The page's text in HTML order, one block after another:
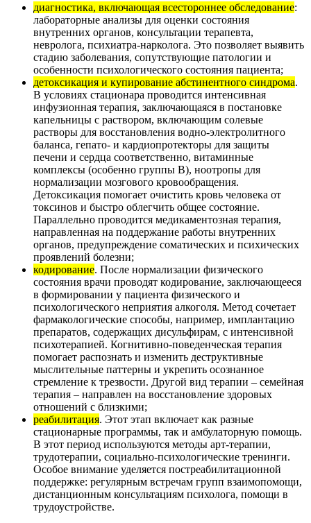
диагностика, включающая всестороннее обследование:
лабораторные анализы для оценки состояния
внутренних органов, консультации терапевта,
невролога, психиатра-нарколога. Это позволяет выявить
стадию заболевания, сопутствующие патологии и
особенности психологического состояния пациента;
детоксикация и купирование абстинентного синдрома.
В условиях стационара проводится интенсивная
инфузионная терапия, заключающаяся в постановке
капельницы с раствором, включающим солевые
растворы для восстановления водно-электролитного
баланса, гепато- и кардиопротекторы для защиты
печени и сердца соответственно, витаминные
комплексы (особенно группы В), ноотропы для
нормализации мозгового кровообращения.
Детоксикация помогает очистить кровь человека от
токсинов и быстро облегчить общее состояние.
Параллельно проводится медикаментозная терапия,
направленная на поддержание работы внутренних
органов, предупреждение соматических и психических
проявлений болезни;
кодирование. После нормализации физического
состояния врачи проводят кодирование, заключающееся
в формировании у пациента физического и
психологического неприятия алкоголя. Метод сочетает
фармакологические способы, например, имплантацию
препаратов, содержащих дисульфирам, с интенсивной
психотерапией. Когнитивно-поведенческая терапия
помогает распознать и изменить деструктивные
мыслительные паттерны и укрепить осознанное
стремление к трезвости. Другой вид терапии – семейная
терапия – направлен на восстановление здоровых
отношений с близкими;
реабилитация. Этот этап включает как разные
стационарные программы, так и амбулаторную помощь.
В этот период используются методы арт-терапии,
трудотерапии, социально-психологические тренинги.
Особое внимание уделяется постреабилитационной
поддержке: регулярным встречам групп взаимопомощи,
дистанционным консультациям психолога, помощи в
трудоустройстве.